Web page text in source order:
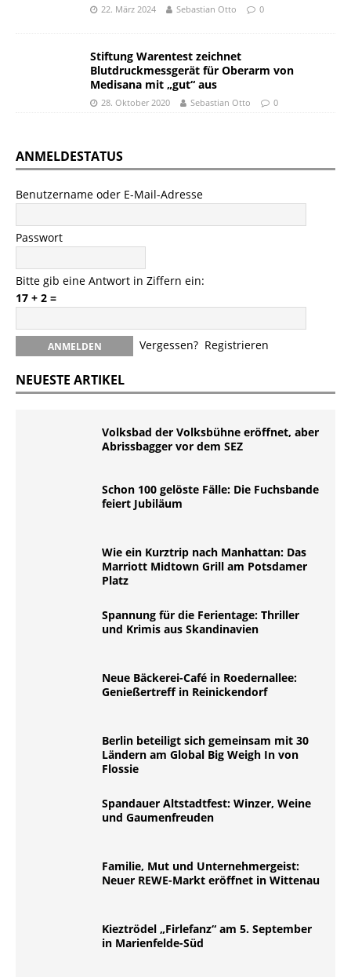
22. März 2024 Sebastian Otto 0
Stiftung Warentest zeichnet
Blutdruckmessgerät für Oberarm von
Medisana mit „gut“ aus
28. Oktober 2020 Sebastian Otto 0
ANMELDESTATUS
Benutzername oder E-Mail-Adresse
Passwort
Bitte gib eine Antwort in Ziffern ein:
17 + 2 =
Vergessen? Registrieren
NEUESTE ARTIKEL
Volksbad der Volksbühne eröffnet, aber
Abrissbagger vor dem SEZ
Schon 100 gelöste Fälle: Die Fuchsbande
feiert Jubiläum
Wie ein Kurztrip nach Manhattan: Das
Marriott Midtown Grill am Potsdamer
Platz
Spannung für die Ferientage: Thriller
und Krimis aus Skandinavien
Neue Bäckerei-Café in Roedernallee:
Genießertreff in Reinickendorf
Berlin beteiligt sich gemeinsam mit 30
Ländern am Global Big Weigh In von
Flossie
Spandauer Altstadtfest: Winzer, Weine
und Gaumenfreuden
Familie, Mut und Unternehmergeist:
Neuer REWE-Markt eröffnet in Wittenau
Kieztrödel „Firlefanz“ am 5. September
in Marienfelde-Süd